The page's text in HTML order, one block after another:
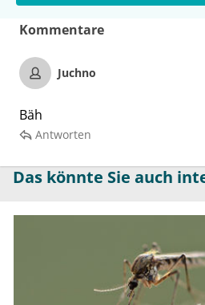
Kommentare
Juchno
Bäh
Antworten
Das könnte Sie auch